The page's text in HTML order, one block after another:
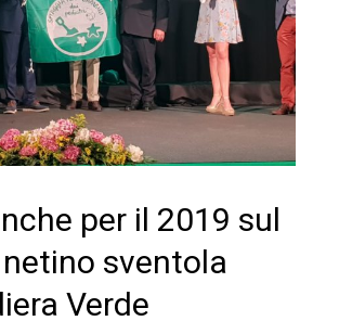
per il 2019 sul
sventola
Verde